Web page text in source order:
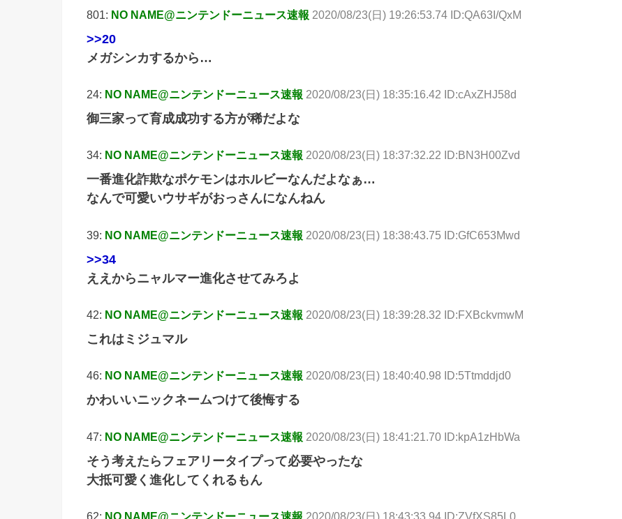
801: NO NAME@ニンテンドーニュース速報 2020/08/23(日) 19:26:53.74 ID:QA63I/QxM
>>20
メガシンカするから…
24: NO NAME@ニンテンドーニュース速報 2020/08/23(日) 18:35:16.42 ID:cAxZHJ58d
御三家って育成成功する方が稀だよな
34: NO NAME@ニンテンドーニュース速報 2020/08/23(日) 18:37:32.22 ID:BN3H00Zvd
一番進化詐欺なポケモンはホルビーなんだよなぁ…
なんで可愛いウサギがおっさんになんねん
39: NO NAME@ニンテンドーニュース速報 2020/08/23(日) 18:38:43.75 ID:GfC653Mwd
>>34
ええからニャルマー進化させてみろよ
42: NO NAME@ニンテンドーニュース速報 2020/08/23(日) 18:39:28.32 ID:FXBckvmwM
これはミジュマル
46: NO NAME@ニンテンドーニュース速報 2020/08/23(日) 18:40:40.98 ID:5Ttmddjd0
かわいいニックネームつけて後悔する
47: NO NAME@ニンテンドーニュース速報 2020/08/23(日) 18:41:21.70 ID:kpA1zHbWa
そう考えたらフェアリータイプって必要やったな
大抵可愛く進化してくれるもん
62: NO NAME@ニンテンドーニュース速報 2020/08/23(日) 18:43:33.94 ID:ZVfXS85L0